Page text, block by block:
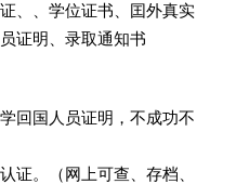
、、学位证书、囯外真实
证明、录取通知书
回国人员证明，不成功不
证。（网上可查、存档、